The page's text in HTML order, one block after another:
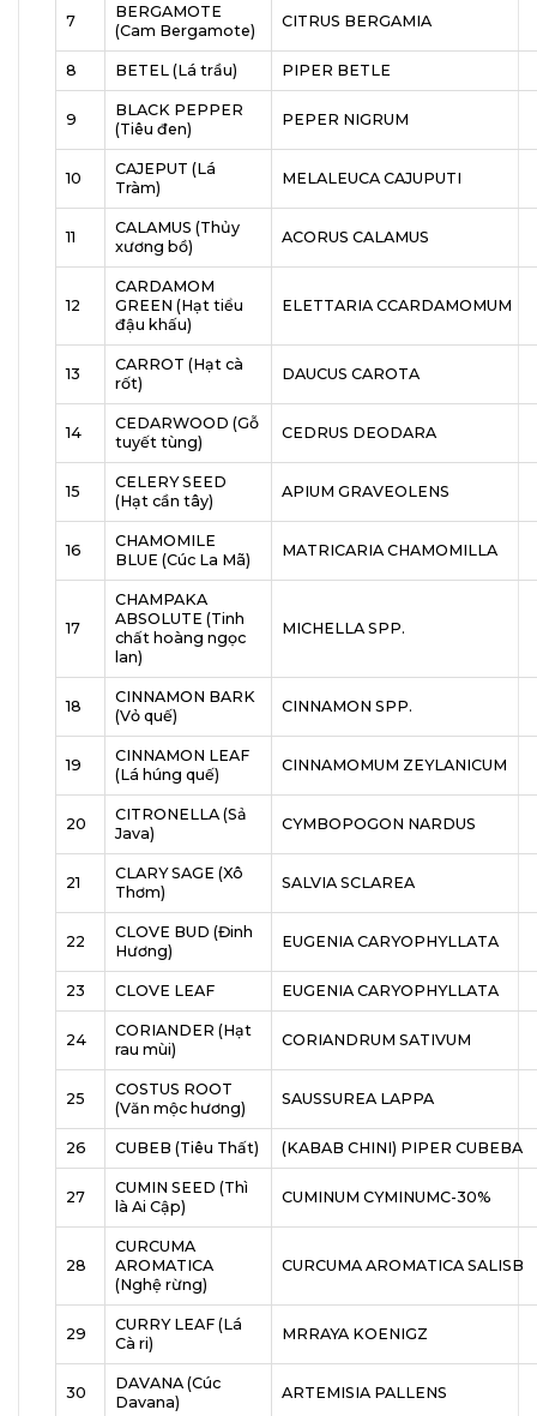
7
BERGAMOTE
(Cam Bergamote)
CITRUS BERGAMIA
8 BETEL (Lá trầu) PIPER BETLE
9
BLACK PEPPER
(Tiêu đen)
PEPER NIGRUM
10
CAJEPUT (Lá
Tràm)
MELALEUCA CAJUPUTI
11
CALAMUS (Thủy
xương bồ)
ACORUS CALAMUS
12
CARDAMOM
GREEN (Hạt tiểu
đậu khấu)
ELETTARIA CCARDAMOMUM
13
CARROT (Hạt cà
rốt)
DAUCUS CAROTA
14
CEDARWOOD (Gỗ
tuyết tùng)
CEDRUS DEODARA
15
CELERY SEED
(Hạt cần tây)
APIUM GRAVEOLENS
16
CHAMOMILE
BLUE (Cúc La Mã)
MATRICARIA CHAMOMILLA
17
CHAMPAKA
ABSOLUTE (Tinh
chất hoàng ngọc
lan)
MICHELLA SPP.
18
CINNAMON BARK
(Vỏ quế)
CINNAMON SPP.
19
CINNAMON LEAF
(Lá húng quế)
CINNAMOMUM ZEYLANICUM
20
CITRONELLA (Sả
Java)
CYMBOPOGON NARDUS
21
CLARY SAGE (Xô
Thơm)
SALVIA SCLAREA
22
CLOVE BUD (Đinh
Hương)
EUGENIA CARYOPHYLLATA
23 CLOVE LEAF EUGENIA CARYOPHYLLATA
24
CORIANDER (Hạt
rau mùi)
CORIANDRUM SATIVUM
25
COSTUS ROOT
(Văn mộc hương)
SAUSSUREA LAPPA
26 CUBEB (Tiêu Thất) (KABAB CHINI) PIPER CUBEBA
27
CUMIN SEED (Thì
là Ai Cập)
CUMINUM CYMINUMC-30%
28
CURCUMA
AROMATICA
(Nghệ rừng)
CURCUMA AROMATICA SALISB
29
CURRY LEAF (Lá
Cà ri)
MRRAYA KOENIGZ
30
DAVANA (Cúc
Davana)
ARTEMISIA PALLENS